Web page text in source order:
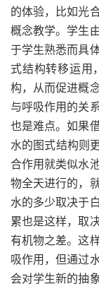
的体验，比如光
概念教学。学生
于学生熟悉而具
式结构转移运用
构，从而促进概
与呼吸作用的关
也是难点。如果
水的图式结构则
合作用就类似水
物全天进行的，
水的多少取决于
累也是这样，取
有机物之差。这
吸作用，但通过
会对学生新的抽